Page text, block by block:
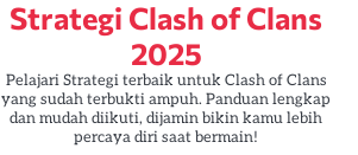
Strategi Clash of Clans
2025
Pelajari Strategi terbaik untuk Clash of Clans
yang sudah terbukti ampuh. Panduan lengkap
dan mudah diikuti, dijamin bikin kamu lebih
percaya diri saat bermain!